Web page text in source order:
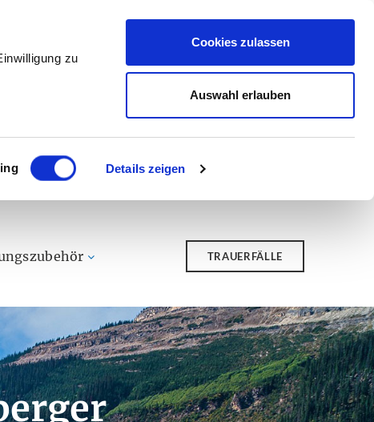
zu
Details zeigen
Cookies zulassen
Auswahl erlauben
TRAUERFÄLLE